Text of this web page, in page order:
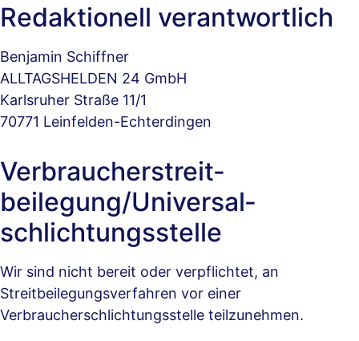
Redaktionell verantwortlich
Benjamin Schiffner
ALLTAGSHELDEN 24 GmbH
Karlsruher Straße 11/1
70771 Leinfelden-Echterdingen
Verbraucher­streit­
beilegung/Universal­
schlichtungs­stelle
Wir sind nicht bereit oder verpflichtet, an
Streitbeilegungsverfahren vor einer
Verbraucherschlichtungsstelle teilzunehmen.